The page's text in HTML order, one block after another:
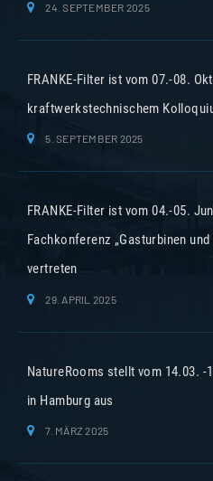
24. SEPTEMBER 2025
FRANKE-Filter ist vom 07.-08.
kraftwerkstechnischem
5. SEPTEMBER 2025
FRANKE-Filter ist vom 04.-05.
Fachkonferenz „Gasturbinen
vertreten
29. APRIL 2025
NatureRooms stellt vom 14.03.
in Hamburg aus
7. MÄRZ 2025